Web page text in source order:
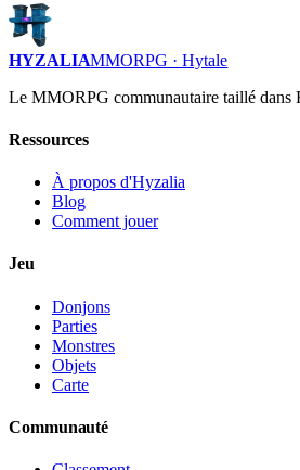
HYZALIAMMORPG · Hytale
Le MMORPG communautaire taillé dans
Ressources
À propos d'Hyzalia
Blog
Comment jouer
Jeu
Donjons
Parties
Monstres
Objets
Carte
Communauté